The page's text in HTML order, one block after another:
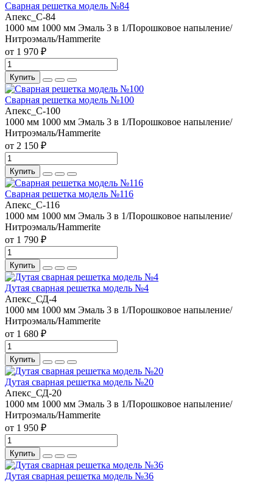
Сварная решетка модель №84
Апекс_С-84
1000 мм 1000 мм Эмаль 3 в 1/Порошковое напыление/
Нитроэмаль/Hammerite
от 1 970 ₽
Купить
Сварная решетка модель №100
Апекс_С-100
1000 мм 1000 мм Эмаль 3 в 1/Порошковое напыление/
Нитроэмаль/Hammerite
от 2 150 ₽
Купить
Сварная решетка модель №116
Апекс_С-116
1000 мм 1000 мм Эмаль 3 в 1/Порошковое напыление/
Нитроэмаль/Hammerite
от 1 790 ₽
Купить
Дутая сварная решетка модель №4
Апекс_СД-4
1000 мм 1000 мм Эмаль 3 в 1/Порошковое напыление/
Нитроэмаль/Hammerite
от 1 680 ₽
Купить
Дутая сварная решетка модель №20
Апекс_СД-20
1000 мм 1000 мм Эмаль 3 в 1/Порошковое напыление/
Нитроэмаль/Hammerite
от 1 950 ₽
Купить
Дутая сварная решетка модель №36